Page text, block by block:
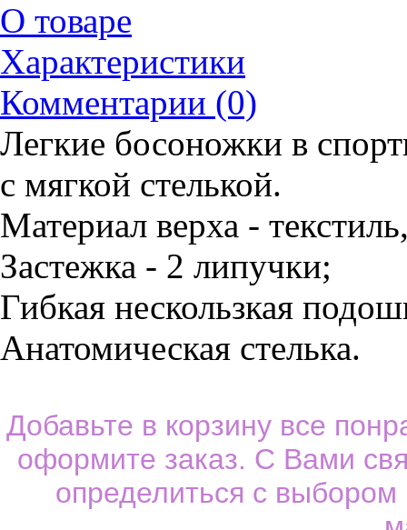
О товаре
Характеристики
Комментарии (0)
Легкие босоножки в
с мягкой стелькой.
Материал верха -
Застежка - 2 липучки;
Гибкая нескользкая
Анатомическая стелька.
Добавьте в корзину все
оформите заказ. С Вами
определиться с